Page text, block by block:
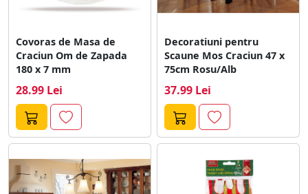
Covoras de Masa de
Craciun Om de Zapada
180 x 7 mm
28.99 Lei
Decoratiuni pentru
Scaune Mos Craciun 47 x
75cm Rosu/Alb
37.99 Lei